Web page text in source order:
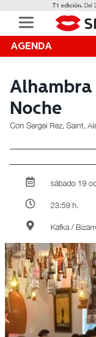
71 edición.Del
AGENDA
Alhambra
Noche
Con Sergei Rez, Saint,
sábado 19
23:59 h.
Kafka /